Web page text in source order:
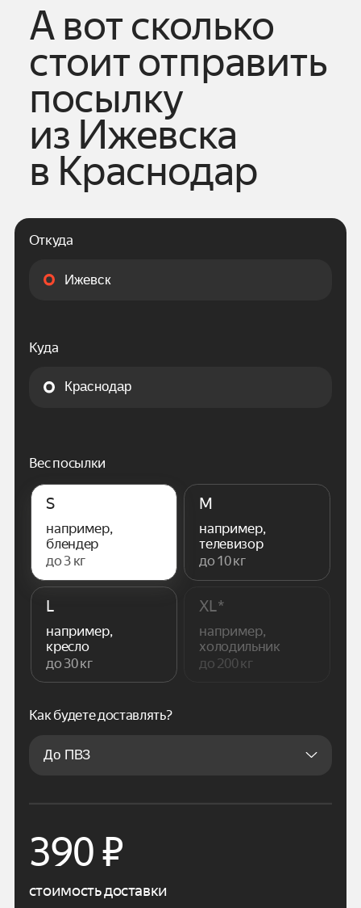
А вот сколько
стоит отправить
посылку
из Ижевска
в Краснодар
Откуда
Куда
Вес посылки
S
например,
блендер
до 3 кг
M
например,
телевизор
до 10 кг
L
например,
кресло
до 30 кг
XL*
например,
холодильник
до 200 кг
Как будете доставлять?
390₽
стоимость доставки